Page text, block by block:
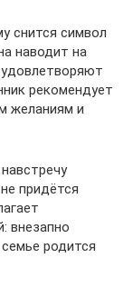
снится символ
наводит на
рекомендует
желаниям и
придётся
внезапно
родится